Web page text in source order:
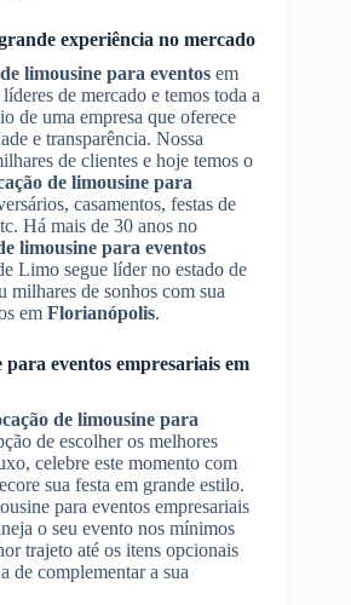
experiência no mercado
limousine para eventos em
de mercado e temos toda a
de uma empresa que oferece
e transparência. Nossa
de clientes e hoje temos o
de limousine para
casamentos, festas de
Há mais de 30 anos no
limousine para eventos
Limo segue líder no estado de
milhares de sonhos com sua
em Florianópolis.
eventos empresariais em
de limousine para
de escolher os melhores
celebre este momento com
sua festa em grande estilo.
para eventos empresariais
o seu evento nos mínimos
trajeto até os itens opcionais
de complementar a sua